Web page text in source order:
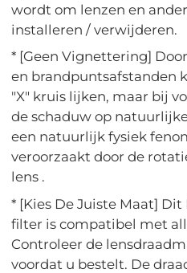
wordt om lenzen en
installeren / verwijderen.
* [Geen Vignettering]
en brandpuntsafstanden
"X" kruis lijken, maar bij
de schaduw op
een natuurlijk fysiek
veroorzaakt door de
lens .
* [Kies De Juiste Maat]
filter is compatibel met
Controleer de
voordat u bestelt. De